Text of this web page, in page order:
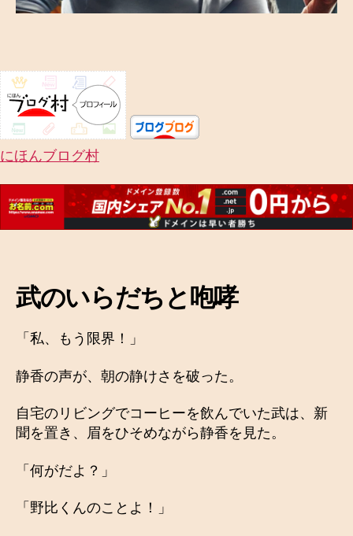
にほんブログ村
武のいらだちと咆哮
「私、もう限界！」
静香の声が、朝の静けさを破った。
自宅のリビングでコーヒーを飲んでいた武は、新
聞を置き、眉をひそめながら静香を見た。
「何がだよ？」
「野比くんのことよ！」